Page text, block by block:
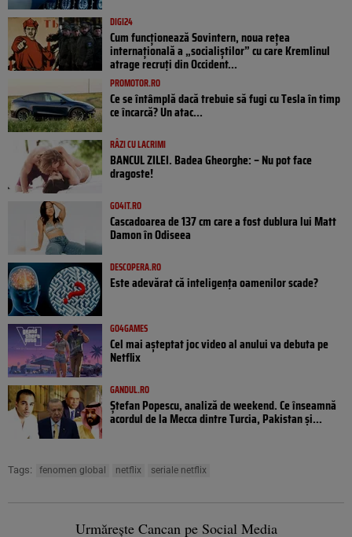
DIGI24
Cum funcționează Sovintern, noua rețea
internațională a „socialiștilor” cu care Kremlinul
atrage recruți din Occident...
PROMOTOR.RO
Ce se întâmplă dacă trebuie să fugi cu Tesla în timp
ce încarcă? Un atac...
RÂZI CU LACRIMI
BANCUL ZILEI. Badea Gheorghe: – Nu pot face
dragoste!
GO4IT.RO
Cascadoarea de 137 cm care a fost dublura lui Matt
Damon în Odiseea
DESCOPERA.RO
Este adevărat că inteligența oamenilor scade?
GO4GAMES
Cel mai așteptat joc video al anului va debuta pe
Netflix
GANDUL.RO
Ștefan Popescu, analiză de weekend. Ce înseamnă
acordul de la Mecca dintre Turcia, Pakistan şi...
Tags: fenomen global netflix seriale netflix
Urmărește Cancan pe Social Media